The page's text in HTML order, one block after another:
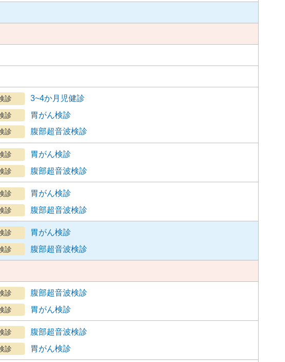
3~4か月児健診
胃がん検診
腹部超音波検診
胃がん検診
腹部超音波検診
胃がん検診
腹部超音波検診
胃がん検診
腹部超音波検診
腹部超音波検診
胃がん検診
腹部超音波検診
胃がん検診